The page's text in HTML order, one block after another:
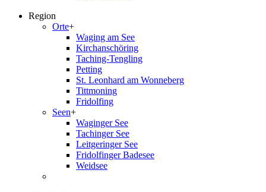
Region
Orte+
Waging am See
Kirchanschöring
Taching-Tengling
Petting
St. Leonhard am Wonneberg
Tittmoning
Fridolfing
Seen+
Waginger See
Tachinger See
Leitgeringer See
Fridolfinger Badesee
Weidsee